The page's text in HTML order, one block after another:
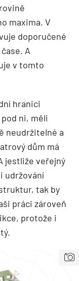
maxima. V
doporučené
A
v tomto
hranici
ni, měli
neudržitelné a
dům má
jestliže veřejný
udržování
tak by
práci zároveň
protože i